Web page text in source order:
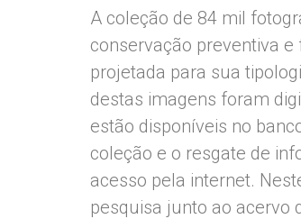
A coleção de 84 mil
conservação preventiva
projetada para sua
destas imagens foram
estão disponíveis no
coleção e o resgate de
acesso pela internet.
pesquisa junto ao acervo